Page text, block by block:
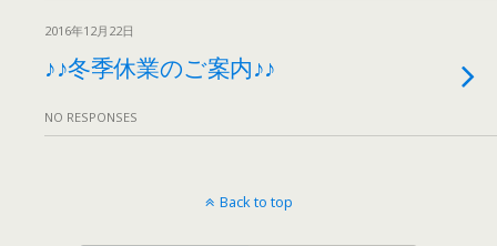
2016年12月22日
♪♪冬季休業のご案内♪♪
NO RESPONSES
Back to top